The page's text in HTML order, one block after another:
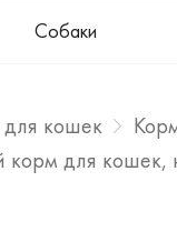
Собаки
кошек
корм для